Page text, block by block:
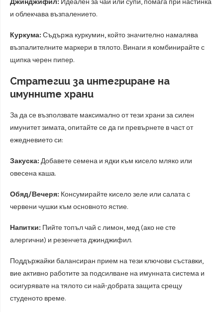
Джинджифил: Идеален за чай или супи, помага при настинка
и облекчава възпалението.
Куркума: Съдържа куркумин, който значително намалява
възпалителните маркери в тялото. Винаги я комбинирайте с
щипка черен пипер.
Стратегии за интегриране на
имунните храни
За да се възползвате максимално от тези храни за силен
имунитет зимата, опитайте се да ги превърнете в част от
ежедневието си:
Закуска: Добавете семена и ядки към кисело мляко или
овесена каша.
Обяд/Вечеря: Консумирайте кисело зеле или салата с
червени чушки към основното ястие.
Напитки: Пийте топъл чай с лимон, мед (ако не сте
алергични) и резенчета джинджифил.
Поддържайки балансиран прием на тези ключови съставки,
вие активно работите за подсилване на имунната система и
осигурявате на тялото си най-добрата защита срещу
студеното време.